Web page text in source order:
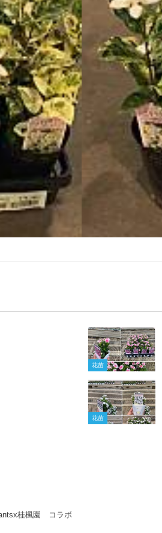
花苗
花苗
桂楓園 コラボ